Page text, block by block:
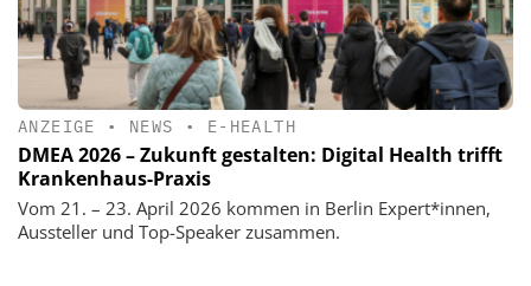
ANZEIGE • NEWS • E-HEALTH
DMEA 2026 – Zukunft gestalten: Digital Health trifft
Krankenhaus-Praxis
Vom 21. – 23. April 2026 kommen in Berlin Expert*innen,
Aussteller und Top-Speaker zusammen.